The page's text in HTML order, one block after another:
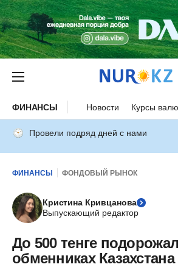
ФИНАНСЫ Новости Курсы
Провели подряд дней с нами
ФИНАНСЫ ФОНДОВЫЙ РЫНОК
Кристина Кривцанова
Выпускающий редактор
До 500 тенге
обменниках Казахстана